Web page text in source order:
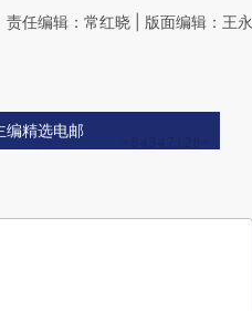
责任编辑：常红晓 | 版面编辑：王永
编精选电邮